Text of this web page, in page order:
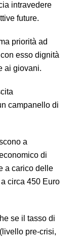
intravedere
future.
priorità ad
esso dignità
ai giovani.
campanello di
a
di
a carico delle
circa 450 Euro
se il tasso di
pre-crisi,